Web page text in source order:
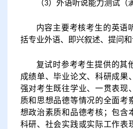
（3）外语听说能力测试（
内容主要考核考生的英语
括专业外语、即兴叙述、提问和
复试时参考考生提供的其
成绩单、毕业论文、科研成果
强对考生既往学业、一贯表现
质和思想品德等情况的全面考
想政治素质和品德考核；包含
科研、社会实践或实际工作表